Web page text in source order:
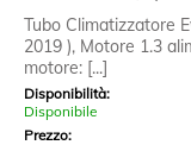
Tubo Climatizzatore
2019 ), Motore 1.3
motore: [...]
Disponibilità:
Disponibile
Prezzo: